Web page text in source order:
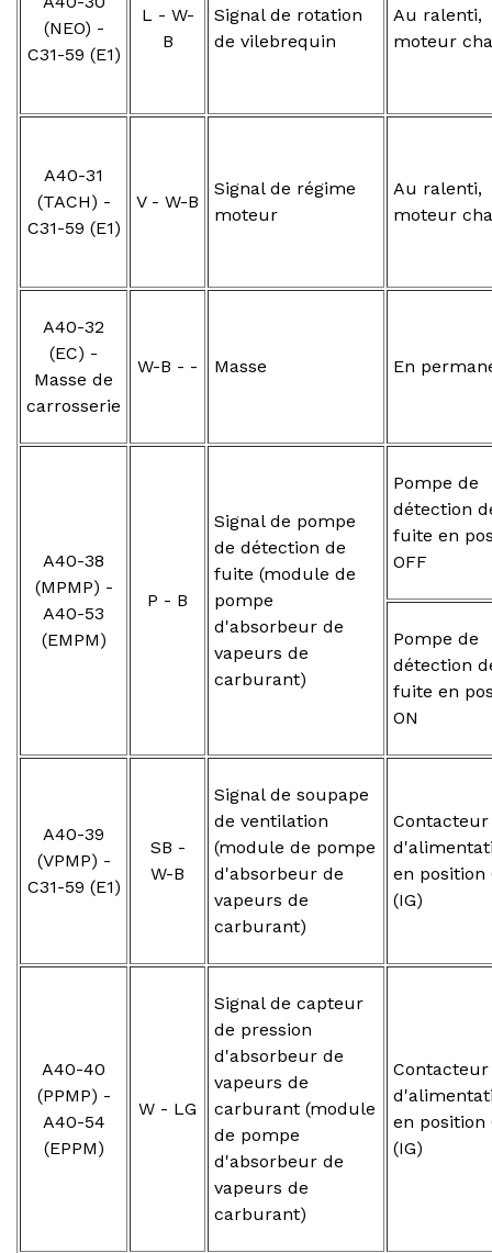
(NEO) -
C31-59 (E1)
L - W-
B
Signal de rotation
de vilebrequin
Au ralenti,
moteur
A40-31
(TACH) -
C31-59 (E1)
V - W-B
Signal de régime
moteur
Au ralenti,
moteur
A40-32
(EC) -
Masse de
carrosserie
W-B - - Masse En
A40-38
(MPMP) -
A40-53
(EMPM)
P - B
Signal de pompe
de détection de
fuite (module de
pompe
d'absorbeur de
vapeurs de
carburant)
Pompe de
détection
fuite en
OFF
Pompe de
détection
fuite en
ON
A40-39
(VPMP) -
C31-59 (E1)
SB -
W-B
Signal de soupape
de ventilation
(module de pompe
d'absorbeur de
vapeurs de
carburant)
Contacteur
en position
(IG)
A40-40
(PPMP) -
A40-54
(EPPM)
W - LG
Signal de capteur
de pression
d'absorbeur de
vapeurs de
carburant (module
de pompe
d'absorbeur de
vapeurs de
carburant)
Contacteur
en position
(IG)